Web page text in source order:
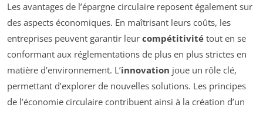
Les avantages de l’épargne circulaire reposent également sur
des aspects économiques. En maîtrisant leurs coûts, les
entreprises peuvent garantir leur compétitivité tout en se
conformant aux réglementations de plus en plus strictes en
matière d’environnement. L’innovation joue un rôle clé,
permettant d’explorer de nouvelles solutions. Les principes
de l’économie circulaire contribuent ainsi à la création d’un